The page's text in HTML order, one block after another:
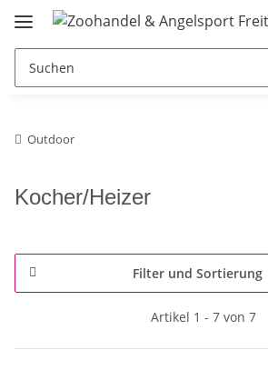
Outdoor
Kocher/Heizer
Filter und Sortierung
Artikel 1 - 7 von 7